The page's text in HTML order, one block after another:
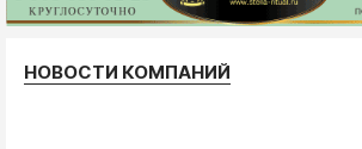
НОВОСТИ КОМПАНИЙ